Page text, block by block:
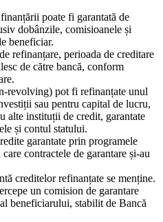
poate fi garantată de
dobânzile, comisioanele și
beneficiar.
refinanțare, perioada de creditare
de către bancă, conform
revolving) pot fi refinanțate unul
sau pentru capital de lucru,
alte instituții de credit, garantate
și contul statului.
garantate prin programele
contractele de garantare și-au
creditelor refinanțate se menține.
un comision de garantare
beneficiarului, stabilit de Bancă